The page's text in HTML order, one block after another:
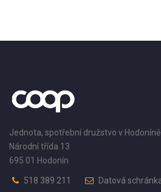
Jednota, spotřební družstvo v Hodoníně
Národní třída 13
695 01 Hodonín
518 389 211
Datová